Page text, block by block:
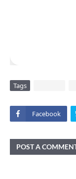
Tags
Facebook
POST A